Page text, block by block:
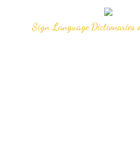
Sign Language Dictionaries